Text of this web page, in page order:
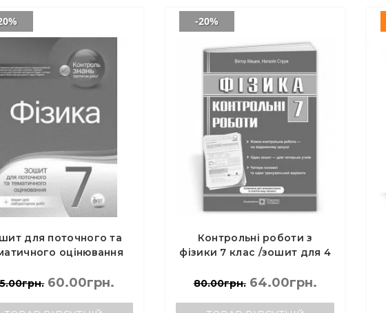
для поточного та
оцінювання
Т.В.
60.00грн.
Контрольні роботи з
фізики 7 клас /зошит для 4
-20%
80.00грн. 64.00грн.